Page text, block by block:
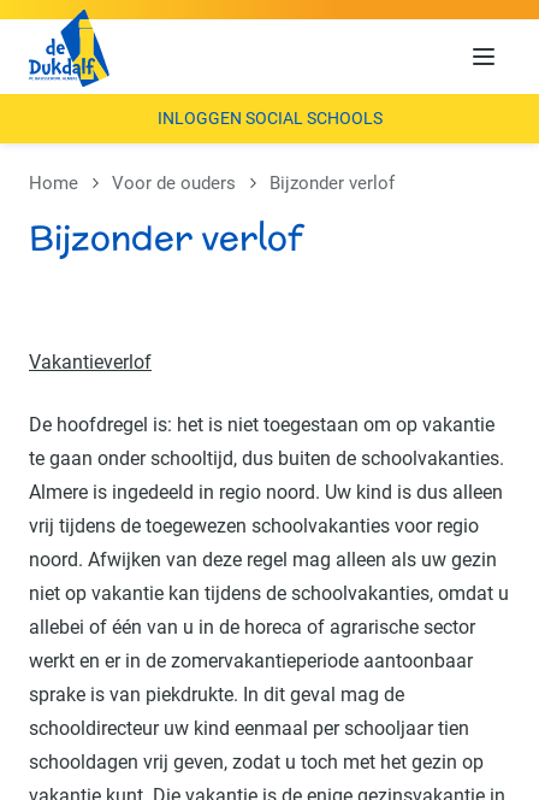
Menu
INLOGGEN SOCIAL SCHOOLS
Home Voor de ouders Bijzonder verlof
Bijzonder verlof
Vakantieverlof
De hoofdregel is: het is niet toegestaan om op vakantie
te gaan onder schooltijd, dus buiten de schoolvakanties.
Almere is ingedeeld in regio noord. Uw kind is dus alleen
vrij tijdens de toegewezen schoolvakanties voor regio
noord. Afwijken van deze regel mag alleen als uw gezin
niet op vakantie kan tijdens de schoolvakanties, omdat u
allebei of één van u in de horeca of agrarische sector
werkt en er in de zomervakantieperiode aantoonbaar
sprake is van piekdrukte. In dit geval mag de
schooldirecteur uw kind eenmaal per schooljaar tien
schooldagen vrij geven, zodat u toch met het gezin op